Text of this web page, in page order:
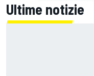
Ultime notizie